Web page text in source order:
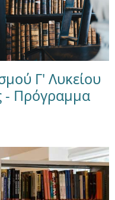
Γ' Λυκείου
- Πρόγραμμα